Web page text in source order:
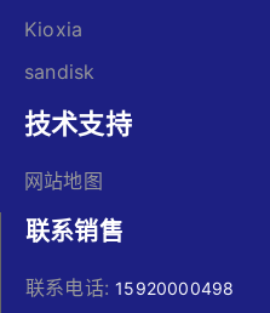
Kioxia
sandisk
技术支持
网站地图
联系销售
联系电话:15920000498